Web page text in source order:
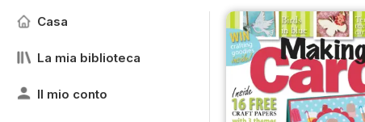
Casa
La mia biblioteca
Il mio conto